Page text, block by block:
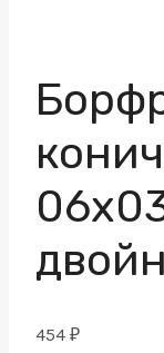
454 ₽